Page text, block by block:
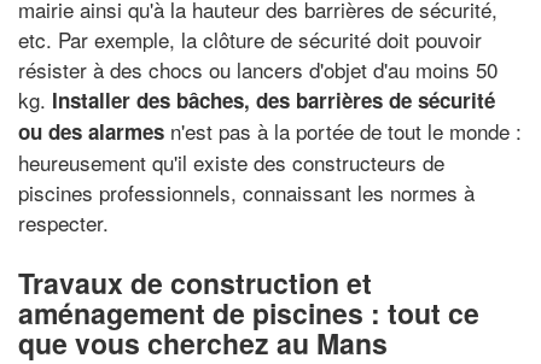
mairie ainsi qu'à la hauteur des barrières de sécurité,
etc. Par exemple, la clôture de sécurité doit pouvoir
résister à des chocs ou lancers d'objet d'au moins 50
kg. Installer des bâches, des barrières de sécurité
ou des alarmes n'est pas à la portée de tout le monde :
heureusement qu'il existe des constructeurs de
piscines professionnels, connaissant les normes à
respecter.
Travaux de construction et
aménagement de piscines : tout ce
que vous cherchez au Mans